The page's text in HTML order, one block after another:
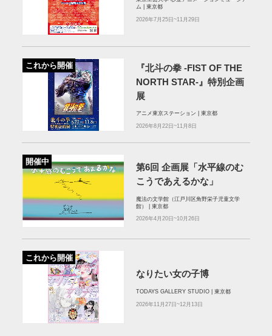
ム | 東京都
2026年7月25日~11月29日
これから開催
『北斗の拳 -FIST OF THE
NORTH STAR-』特別企画
展
アニメ東京ステーション | 東京都
2026年8月22日~11月8日
開催中
第6回 企画展「水平線のむ
こうであえるかな」
魔法の文学館（江戸川区角野栄子児童文学
館） | 東京都
2026年4月20日~10月26日
これから開催
なりたい女の子博
TODAYS GALLERY STUDIO | 東京都
2026年11月27日~12月13日